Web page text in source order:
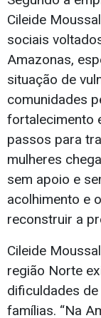
Cileide
sociais
Amazonas,
situação de
comunidades
fortalecimento
passos para
mulheres
sem apoio e
acolhimento e
reconstruir a
Cileide
região Norte
dificuldades
famílias. “Na